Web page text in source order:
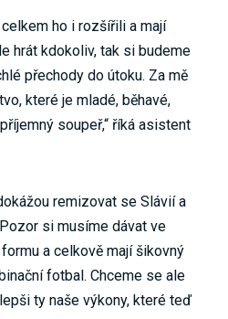
ho i rozšířili a mají
hrát kdokoliv, tak si budeme
přechody do útoku. Za mě
které je mladé, běhavé,
soupeř,“ říká asistent
remizovat se Slávií a
si musíme dávat ve
a celkově mají šikovný
fotbal. Chceme se ale
ty naše výkony, které teď